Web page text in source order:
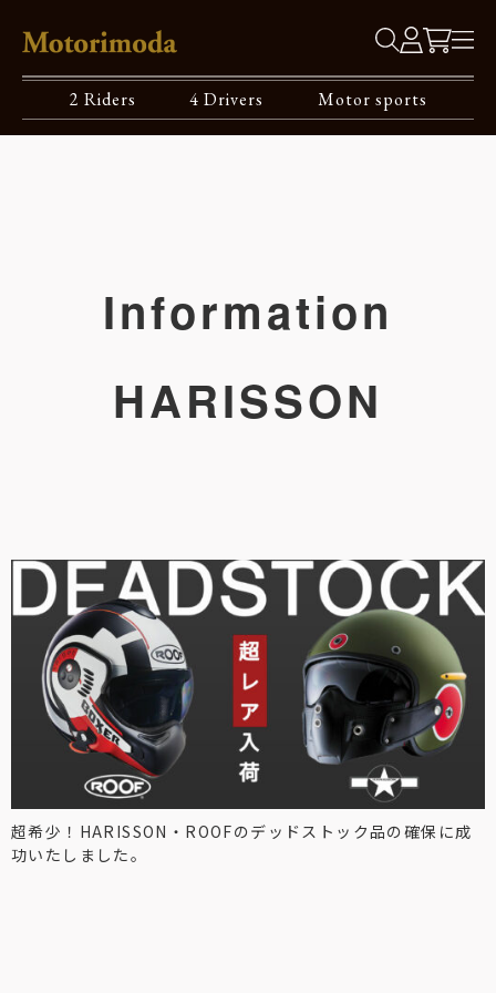
2 Riders 4 Drivers Motor sports
Information
HARISSON
超希少！HARISSON・ROOFのデッドストック品の確保に成
功いたしました。